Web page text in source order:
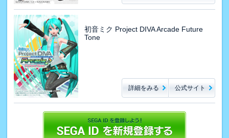
初音ミク Project DIVA Arcade Future
Tone
詳細をみる 公式サイト